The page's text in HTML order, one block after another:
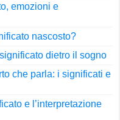
emozioni e
nascosto?
dietro il sogno
che parla: i significati e
e l’interpretazione